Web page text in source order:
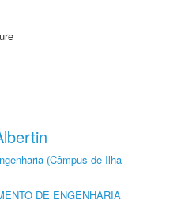
(Câmpus de Ilha
DE ENGENHARIA